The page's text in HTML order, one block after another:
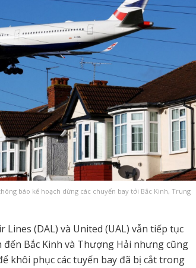
báo kế hoạch dừng các chuyến bay tới Bắc Kinh, Trung
(DAL) và United (UAL) vẫn tiếp tục
Bắc Kinh và Thượng Hải nhưng cũng
khôi phục các tuyến bay đã bị cắt trong